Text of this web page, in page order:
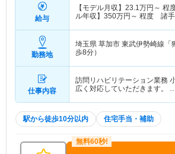
給与
【モデル月収】 23.1万円～ 程
ル年収】 350万円～ 程度 諸手
勤務地
埼玉県 草加市 東武伊勢崎線「
歩8分）
仕事内容
訪問リハビリテーション業務
広く対応していた
駅から徒歩10分以内 住宅手当・補助